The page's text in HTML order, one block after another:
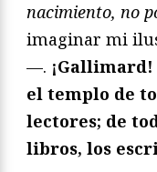
nacimiento, no
imaginar mi
—.
el templo de
lectores; de
libros, los